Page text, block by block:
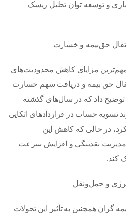
و توسعه توان تحلیل ریسک
حق‌بیمه و خسارت
مزایای کاهش محدودیت‌های
حق بیمه و دریافت سهم خسارت
توضیح داد که در سال‌های گذشته
تسویه حساب در قراردادهای اتکایی
در حالی که کاهش این
مدیریت نقدینگی و افزایش سرعت
کند.
و حمل‌ونقل
گران همچنین به تأثیر این تحولات